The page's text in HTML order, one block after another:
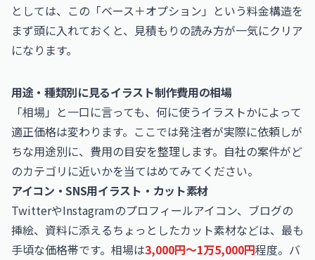
としては、この「ベース＋オプション」という料金構造を
まず頭に入れておくと、見積もりの読み方が一気にクリア
になります。
用途・種類別に見るイラスト制作費用の相場
「相場」と一口に言っても、何に使うイラストかによって
適正価格は変わります。ここでは発注者が実際に依頼しが
ちな用途別に、費用の目安を整理します。自社の案件がど
のカテゴリに近いかを当てはめてみてください。
アイコン・SNS用イラスト・カット素材
TwitterやInstagramのプロフィールアイコン、ブログの
挿絵、資料に添えるちょっとしたカット素材などは、最も
手頃な価格帯です。相場は3,000円〜1万5,000円程度。バ